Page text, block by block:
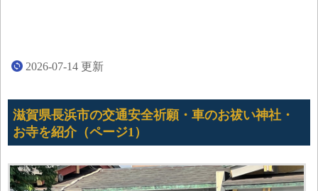
2026-07-14 更新
滋賀県長浜市の交通安全祈願・車のお祓い神社・
お寺を紹介（ページ1）